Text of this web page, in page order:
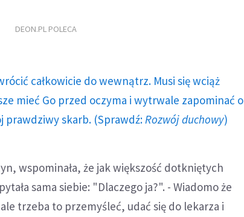
DEON.PL POLECA
całkowicie do wewnątrz. Musi się wciąż
mieć Go przed oczyma i wytrwale zapominać o
prawdziwy skarb. (Sprawdź: Rozwój duchowy)
wspominała, że jak większość dotkniętych
sama siebie: "Dlaczego ja?". - Wiadomo że
trzeba to przemyśleć, udać się do lekarza i